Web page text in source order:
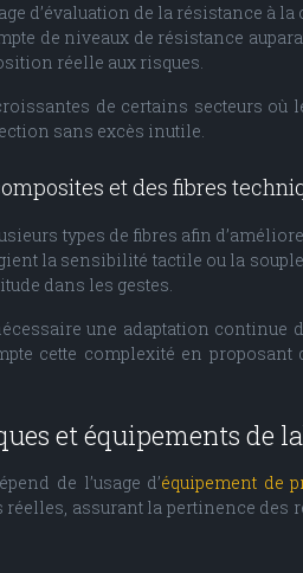
d’évaluation de la résistance à
de niveaux de résistance
réelle aux risques.
de certains secteurs
sans excès inutile.
et des fibres
types de fibres afin
la sensibilité tactile ou la
dans les gestes.
une adaptation continue
cette complexité en
et équipements de
de l’usage d’équipement de
assurant la pertinence des